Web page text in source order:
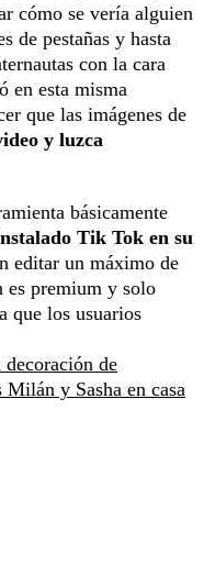
cómo se vería alguien
de pestañas y hasta
con la cara
en esta misma
que las imágenes de
y luzca
básicamente
Tik Tok en su
editar un máximo de
es premium y solo
que los usuarios
de
y Sasha en casa